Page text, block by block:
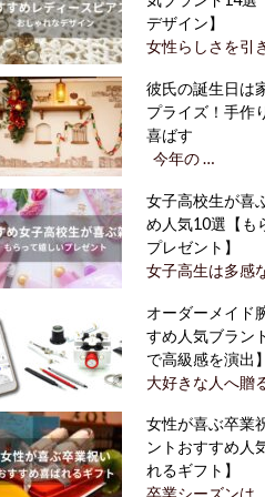
デザイン】
女性らしさを引
彼氏の誕生日は
プライズ！手作
喜ばす
今年の …
女子高校生が喜
め人気10選【も
プレゼント】
女子高生は多感
オーダーメイド
すめ人気ブラン
で高級感を演出】
大好きな人へ贈
女性が喜ぶ卒業
ントおすすめ人
れるギフト】